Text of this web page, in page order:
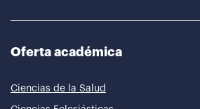
Oferta académica
Ciencias de la Salud